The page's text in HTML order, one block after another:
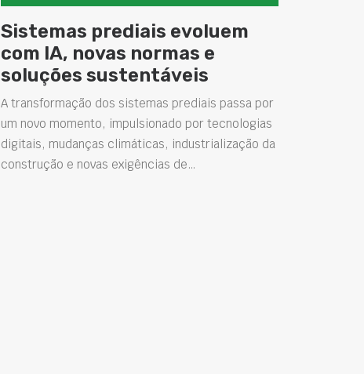
Sistemas prediais evoluem
com IA, novas normas e
soluções sustentáveis
A transformação dos sistemas prediais passa por
um novo momento, impulsionado por tecnologias
digitais, mudanças climáticas, industrialização da
construção e novas exigências de…